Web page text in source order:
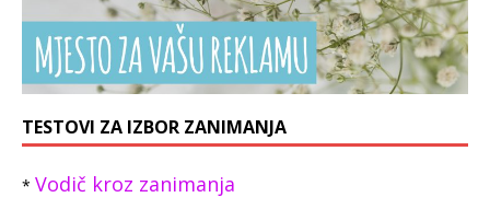
TESTOVI ZA IZBOR ZANIMANJA
* Vodič kroz zanimanja